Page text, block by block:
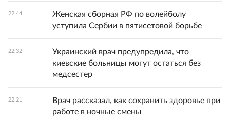
22:44
Женская сборная РФ по волейболу
уступила Сербии в пятисетовой борьбе
22:32
Украинский врач предупредила, что
киевские больницы могут остаться без
медсестер
22:21
Врач рассказал, как сохранить здоровье при
работе в ночные смены